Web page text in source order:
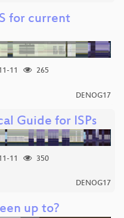
for current
11
265
DENOG17
Guide for ISPs
11
350
DENOG17
up to?